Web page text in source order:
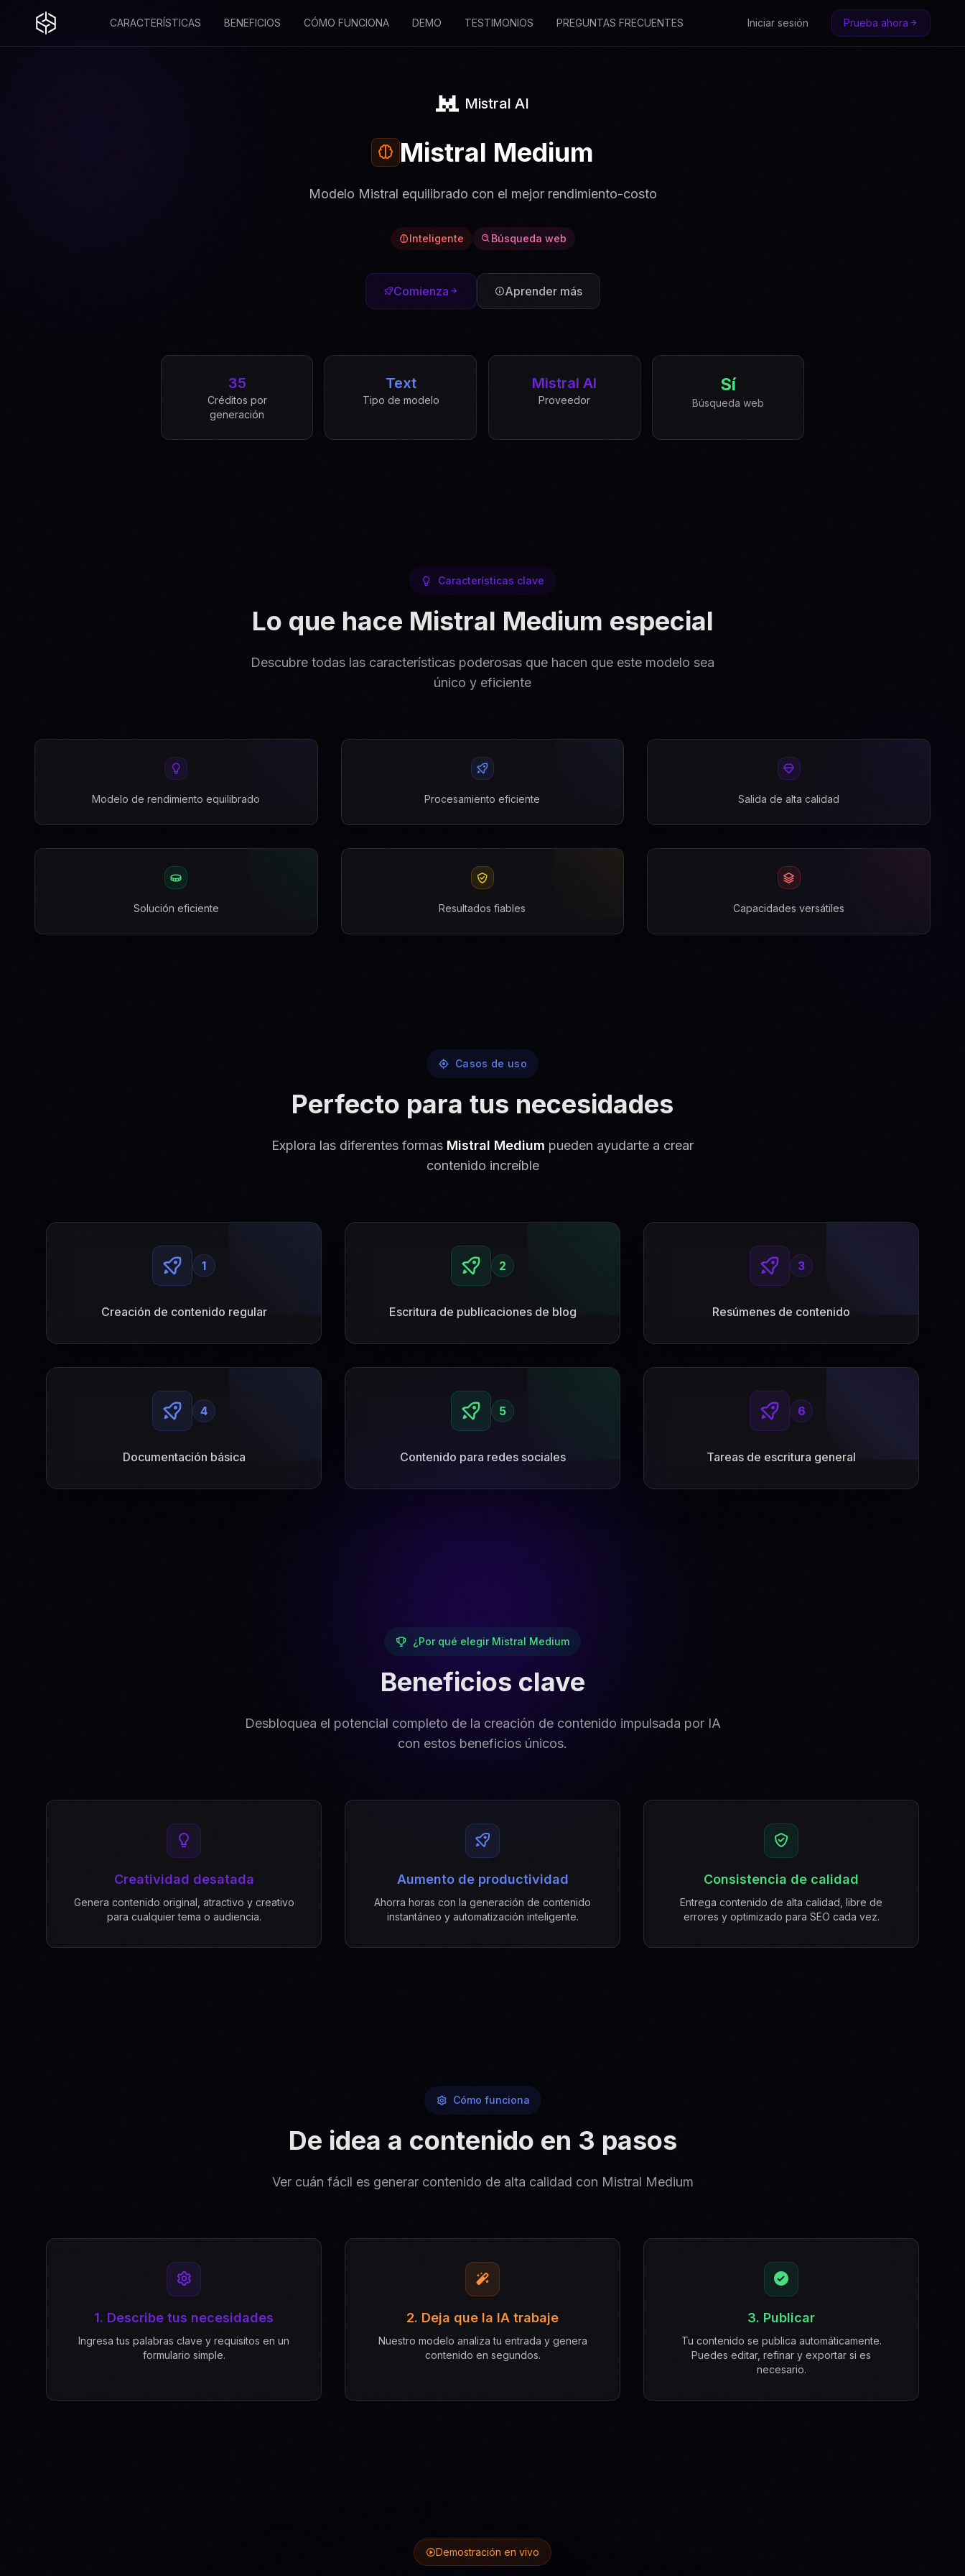
CARACTERÍSTICAS BENEFICIOS CÓMO FUNCIONA DEMO TESTIMONIOS PREGUNTAS FRECUENTES Iniciar sesión Prueba ahora
Mistral AI
Mistral Medium
Modelo Mistral equilibrado con el mejor rendimiento-costo
Inteligente Búsqueda web
Comienza Aprender más
35
Créditos por
generación
Text
Tipo de modelo
Mistral AI
Proveedor
Sí
Búsqueda web
Características clave
Lo que hace Mistral Medium especial
Descubre todas las características poderosas que hacen que este modelo sea
único y eficiente
Modelo de rendimiento equilibrado Procesamiento eficiente Salida de alta calidad
Solución eficiente Resultados fiables Capacidades versátiles
Casos de uso
Perfecto para tus necesidades
Explora las diferentes formas Mistral Medium pueden ayudarte a crear
contenido increíble
1
Creación de contenido regular
2
Escritura de publicaciones de blog
3
Resúmenes de contenido
4
Documentación básica
5
Contenido para redes sociales
6
Tareas de escritura general
¿Por qué elegir Mistral Medium
Beneficios clave
Desbloquea el potencial completo de la creación de contenido impulsada por IA
con estos beneficios únicos.
Creatividad desatada
Genera contenido original, atractivo y creativo
para cualquier tema o audiencia.
Aumento de productividad
Ahorra horas con la generación de contenido
instantáneo y automatización inteligente.
Consistencia de calidad
Entrega contenido de alta calidad, libre de
errores y optimizado para SEO cada vez.
Cómo funciona
De idea a contenido en 3 pasos
Ver cuán fácil es generar contenido de alta calidad con Mistral Medium
1. Describe tus necesidades
Ingresa tus palabras clave y requisitos en un
formulario simple.
2. Deja que la IA trabaje
Nuestro modelo analiza tu entrada y genera
contenido en segundos.
3. Publicar
Tu contenido se publica automáticamente.
Puedes editar, refinar y exportar si es
necesario.
Demostración en vivo